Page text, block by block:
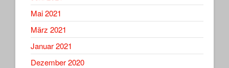
Mai 2021
März 2021
Januar 2021
Dezember 2020